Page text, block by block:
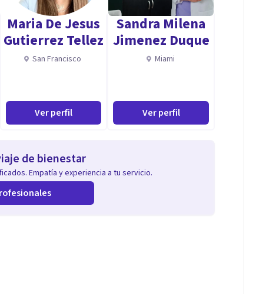
conciencia personal.
ambiente cálido y muy agradable lo que favorece
la experiencia como terapeuta (mas de 30 años), y
al asumir junto contigo el desafío de acompañarte
Maria De Jesus
Gutierrez Tellez
San Francisco
Ver perfil
Sandra Milena
Jimenez Duque
Miami
Ver perfil
de bienestar
Empatía y experiencia a tu servicio.